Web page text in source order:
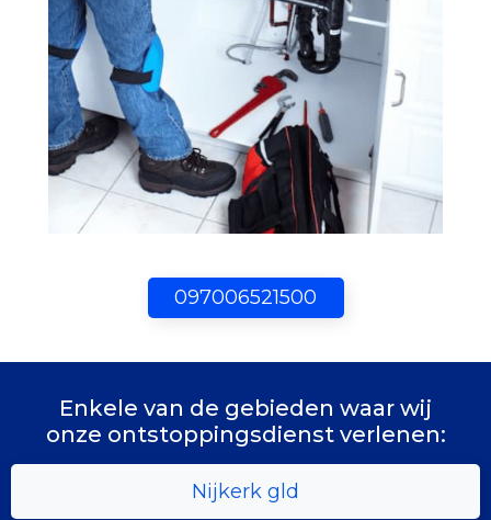
097006521500
Enkele van de gebieden waar wij
onze ontstoppingsdienst verlenen:
Nijkerk gld